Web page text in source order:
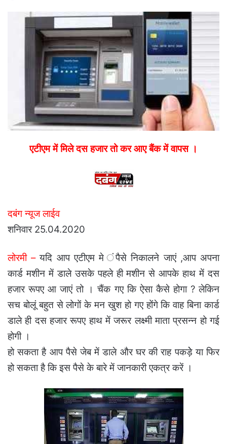
email
एटीएम में मिले दस हजार तो कर आए बैंक में वापस ।
दबंग न्यूज लाईव
शनिवार 25.04.2020
लोरमी –यदि आप एटीएम मे ंपैसे निकालने जाएं ,आप अपना
कार्ड मशीन में डाले उसके पहले ही मशीन से आपके हाथ में दस
हजार रूपए आ जाएं तो । चैंक गए कि ऐसा कैसे होगा ? लेकिन
सच बोलूं बहुत से लोगों के मन खुश हो गए होंगे कि वाह बिना कार्ड
डाले ही दस हजार रूपए हाथ में जरूर लक्ष्मी माता प्रसन्न हो गई
होगी ।
हो सकता है आप पैसे जेब में डाले और घर की राह पकड़ेे या फिर
हो सकता है कि इस पैसे के बारे में जानकारी एकत्र करें ।